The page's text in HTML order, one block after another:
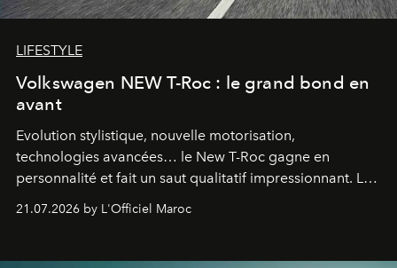
LIFESTYLE
Volkswagen NEW T-Roc : le grand bond en
avant
Evolution stylistique, nouvelle motorisation,
technologies avancées… le New T-Roc gagne en
personnalité et fait un saut qualitatif impressionnant. Le
constructeur allemand a revu en profondeur son SUV
fétiche pour le rendre plus premium. Et le pari semble
21.07.2026 by L'Officiel Maroc